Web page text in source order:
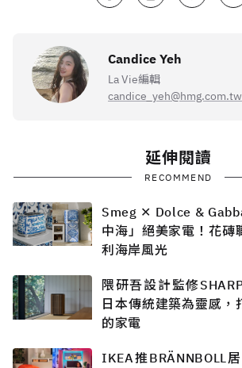
Candice Yeh
La Vie編輯
candice_yeh@hmg.com.tw
延伸閱讀
RECOMMEND
Smeg ✕ Dolce &
中海」絕美家電！花磚
利海岸風光
隈研吾設計監修
日本傳統建築為靈感，
的家電
IKEA推BRÄNNBOLL